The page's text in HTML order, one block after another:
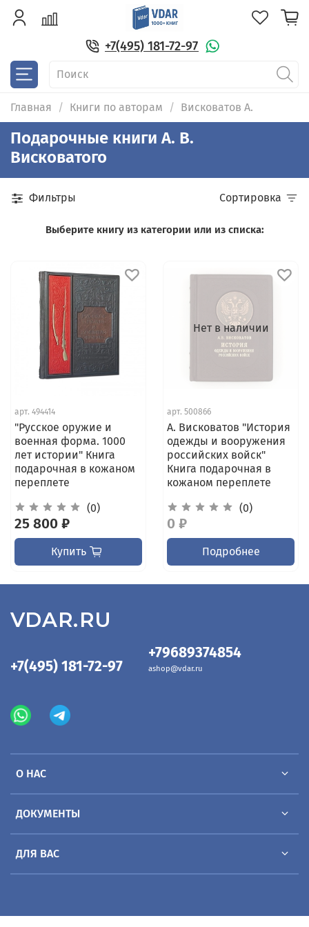
+7(495) 181-72-97
Главная Книги по авторам Висковатов А.
Подарочные книги А. В.
Висковатого
Фильтры Сортировка
Выберите книгу из категории или из списка:
арт. 494414
"Русское оружие и
военная форма. 1000
лет истории" Книга
подарочная в кожаном
переплете
(0)
25 800 ₽
Купить
Нет в наличии
арт. 500866
А. Висковатов "История
одежды и вооружения
российских войск"
Книга подарочная в
кожаном переплете
(0)
0 ₽
Подробнее
О НАС
ДОКУМЕНТЫ
ДЛЯ ВАС
+7(495) 181-72-97
+79689374854
ashop@vdar.ru
VDAR.RU